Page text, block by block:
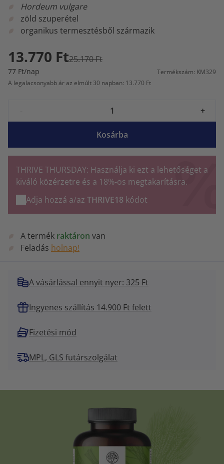
Hordeum vulgare
zöld szuperétel
organikus termesztésből származik
13.770 Ft25.170 Ft
77 Ft/nap
Termékszám: KM329
A legalacsonyabb ár az elmúlt 30 napban: 13.770 Ft
+
Kosárba
THRIVE THURSDAY: Használja ki ezt a lehetőséget a
kiváló közérzetre és a 18%-os megtakarításra.
Adja hozzá a/az THRIVE18 kódot
A termék raktáron van
Feladás holnap!
A vásárlással ennyit nyer: 325 Ft
Ingyenes szállítás 14.900 Ft felett
Fizetési mód
MPL, GLS futárszolgálat